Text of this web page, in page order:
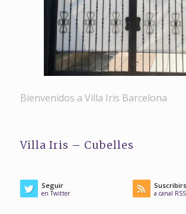
Bienvenidos a Villa Iris Barcelona
Villa Iris – Cubelles
Seguir
en Twitter a canal RSS